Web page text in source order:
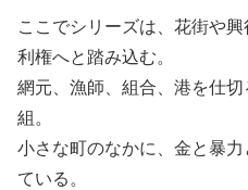
ここでシリーズは、花街や
利権へと踏み込む。
網元、漁師、組合、港を仕
組。
小さな町のなかに、金と暴
ている。